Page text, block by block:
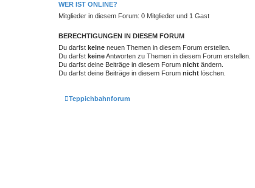
WER IST ONLINE?
Mitglieder in diesem Forum: 0 Mitglieder und 1 Gast
BERECHTIGUNGEN IN DIESEM FORUM
Du darfst keine neuen Themen in diesem Forum erstellen.
Du darfst keineAntworten zu Themen in diesem Forum erstellen.
Du darfst deine Beiträge in diesem Forum nicht ändern.
Du darfst deine Beiträge in diesem Forum nicht löschen.
Teppichbahnforum